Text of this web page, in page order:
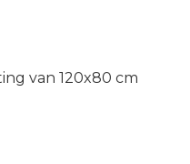
van 120x80 cm